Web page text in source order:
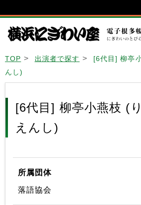
TOP 出演者で探す
[6代目] 柳亭
んし)
[6代目] 柳亭小燕枝 (
えんし)
所属団体
落語協会